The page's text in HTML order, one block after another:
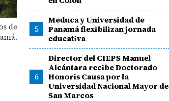
de
5
Meduca y Universidad de
Panamá flexibilizan jornada
educativa
6
Director del CIEPS Manuel
Alcántara recibe Doctorado
Honoris Causa por la
Universidad Nacional Mayor de
San Marcos